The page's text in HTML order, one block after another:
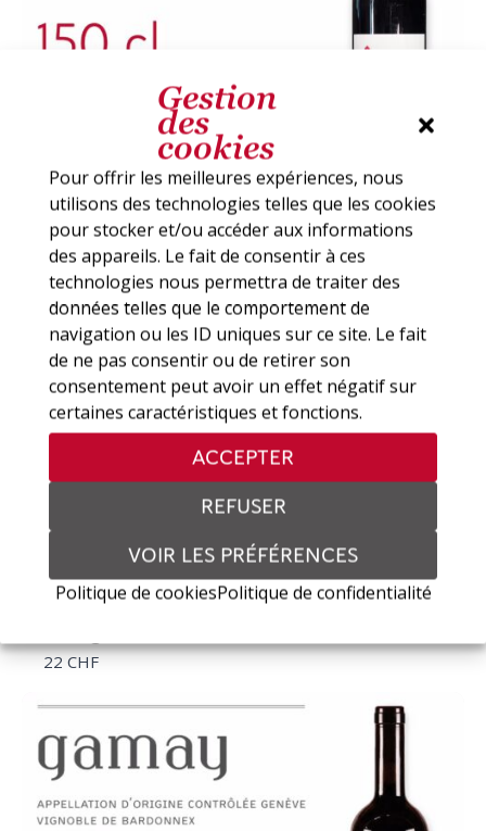
Gestion
des
cookies
Pour offrir les meilleures expériences, nous
utilisons des technologies telles que les cookies
pour stocker et/ou accéder aux informations
des appareils. Le fait de consentir à ces
technologies nous permettra de traiter des
données telles que le comportement de
navigation ou les ID uniques sur ce site. Le fait
de ne pas consentir ou de retirer son
consentement peut avoir un effet négatif sur
certaines caractéristiques et fonctions.
ACCEPTER
REFUSER
VOIR LES PRÉFÉRENCES
Politique de cookiesPolitique de confidentialité
Magnum Gamay 150cl
33 CHF
22 CHF